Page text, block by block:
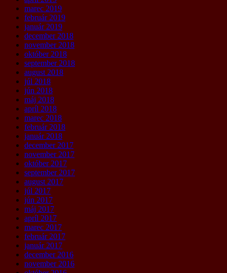
marec 2019
február 2019
január 2019
december 2018
november 2018
október 2018
september 2018
august 2018
júl 2018
jún 2018
máj 2018
apríl 2018
marec 2018
február 2018
január 2018
december 2017
november 2017
október 2017
september 2017
august 2017
júl 2017
jún 2017
máj 2017
apríl 2017
marec 2017
február 2017
január 2017
december 2016
november 2016